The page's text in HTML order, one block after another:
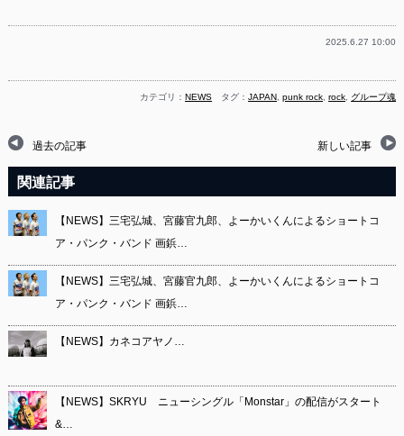
2025.6.27 10:00
カテゴリ：NEWS タグ：JAPAN ,punk rock ,rock グループ魂
過去の記事 新しい記事
関連記事
【NEWS】三宅弘城、宮藤官九郎、よーかいくんによるショートコ
ア・パンク・バンド 画鋲…
【NEWS】三宅弘城、宮藤官九郎、よーかいくんによるショートコ
ア・パンク・バンド 画鋲…
【NEWS】カネコアヤノ…
【NEWS】SKRYU ニューシングル「Monstar」の配信がスタート
&…